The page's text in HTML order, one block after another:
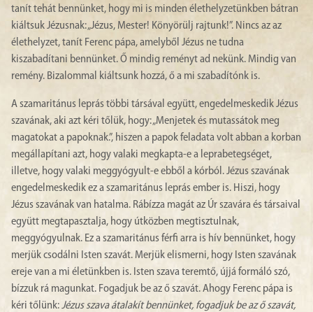
tanít tehát bennünket, hogy mi is minden élethelyzetünkben bátran
kiáltsuk Jézusnak: „Jézus, Mester! Könyörülj rajtunk!”. Nincs az az
élethelyzet, tanít Ferenc pápa, amelyből Jézus ne tudna
kiszabadítani bennünket. Ő mindig reményt ad nekünk. Mindig van
remény. Bizalommal kiáltsunk hozzá, ő a mi szabadítónk is.
A szamaritánus leprás többi társával együtt, engedelmeskedik Jézus
szavának, aki azt kéri tőlük, hogy: „Menjetek és mutassátok meg
magatokat a papoknak.”, hiszen a papok feladata volt abban a korban
megállapítani azt, hogy valaki megkapta-e a leprabetegséget,
illetve, hogy valaki meggyógyult-e ebből a kórból. Jézus szavának
engedelmeskedik ez a szamaritánus leprás ember is. Hiszi, hogy
Jézus szavának van hatalma. Rábízza magát az Úr szavára és társaival
együtt megtapasztalja, hogy útközben megtisztulnak,
meggyógyulnak. Ez a szamaritánus férfi arra is hív bennünket, hogy
merjük csodálni Isten szavát. Merjük elismerni, hogy Isten szavának
ereje van a mi életünkben is. Isten szava teremtő, újjá formáló szó,
bízzuk rá magunkat. Fogadjuk be az ő szavát. Ahogy Ferenc pápa is
kéri tőlünk:Jézus szava átalakít bennünket, fogadjuk be az ő szavát,